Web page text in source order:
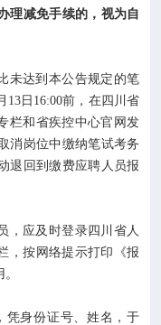
理减免手续的，视为自
达到本公告规定的笔
13日16:00前，在四川省
栏和省疾控中心官网发
消岗位中缴纳笔试考务
退回到缴费应聘人员报
应及时登录四川省人
，按网络提示打印《报
身份证号、姓名，于